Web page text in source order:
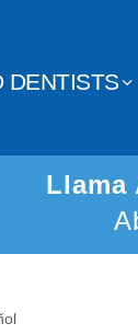
DENTISTS
Llama